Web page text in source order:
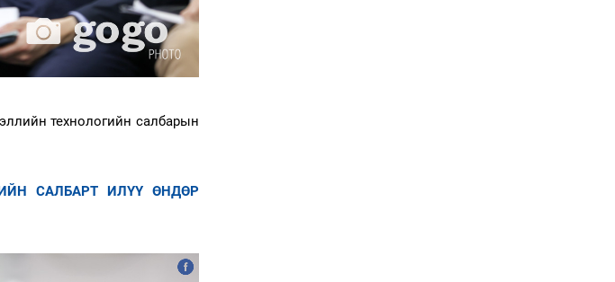
технологийн салбарын
САЛБАРТ ИЛҮҮ ӨНДӨР